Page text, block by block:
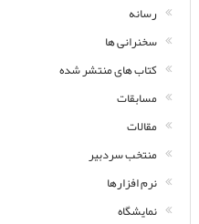
رسانه
سخنرانی ها
کتاب های منتشر شده
مسابقات
مقالات
منتخب سردبیر
نرم افزارها
نمایشگاه